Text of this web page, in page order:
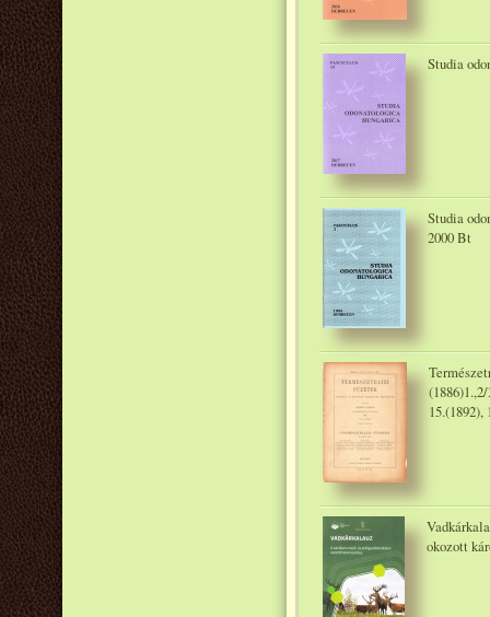
Studia
Studia
2000 Bt
okozott